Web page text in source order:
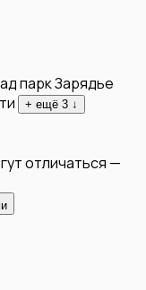
парк Зарядье
+ ещё 3 ↓
отличаться —